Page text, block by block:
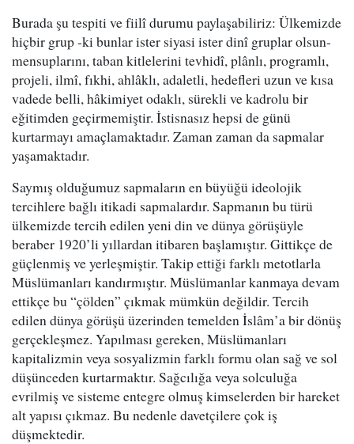
Burada şu tespiti ve fiilî durumu paylaşabiliriz: Ülkemizde
hiçbir grup -ki bunlar ister siyasi ister dinî gruplar olsun-
mensuplarını, taban kitlelerini tevhidî, plânlı, programlı,
projeli, ilmî, fıkhi, ahlâklı, adaletli, hedefleri uzun ve kısa
vadede belli, hâkimiyet odaklı, sürekli ve kadrolu bir
eğitimden geçirmemiştir. İstisnasız hepsi de günü
kurtarmayı amaçlamaktadır. Zaman zaman da sapmalar
yaşamaktadır.
Saymış olduğumuz sapmaların en büyüğü ideolojik
tercihlere bağlı itikadi sapmalardır. Sapmanın bu türü
ülkemizde tercih edilen yeni din ve dünya görüşüyle
beraber 1920’li yıllardan itibaren başlamıştır. Gittikçe de
güçlenmiş ve yerleşmiştir. Takip ettiği farklı metotlarla
Müslümanları kandırmıştır. Müslümanlar kanmaya devam
ettikçe bu “çölden” çıkmak mümkün değildir. Tercih
edilen dünya görüşü üzerinden temelden İslâm’a bir dönüş
gerçekleşmez. Yapılması gereken, Müslümanları
kapitalizmin veya sosyalizmin farklı formu olan sağ ve sol
düşünceden kurtarmaktır. Sağcılığa veya solculuğa
evrilmiş ve sisteme entegre olmuş kimselerden bir hareket
alt yapısı çıkmaz. Bu nedenle davetçilere çok iş
düşmektedir.